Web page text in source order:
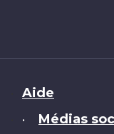
Brand
Aide
• Médias